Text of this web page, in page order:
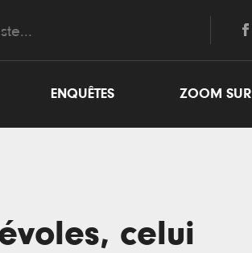
ENQUÊTES ZOOM SUR
celui